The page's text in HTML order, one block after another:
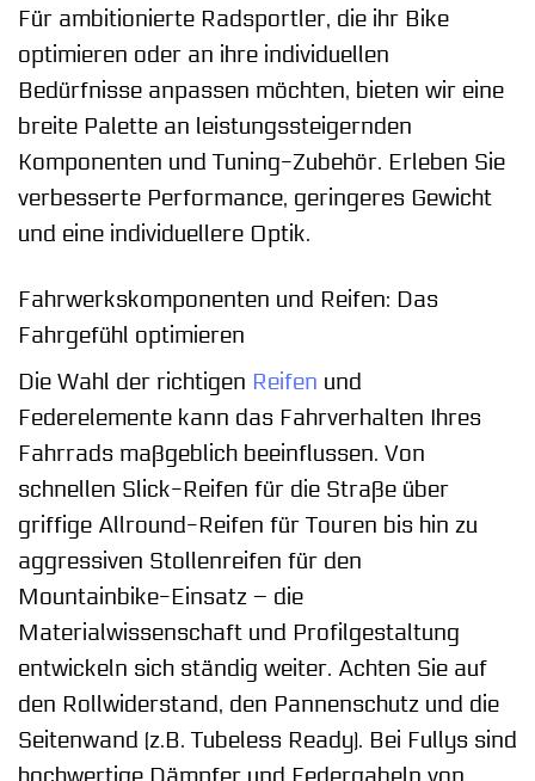
Für ambitionierte Radsportler, die ihr Bike
optimieren oder an ihre individuellen
Bedürfnisse anpassen möchten, bieten wir eine
breite Palette an leistungssteigernden
Komponenten und Tuning-Zubehör. Erleben Sie
verbesserte Performance, geringeres Gewicht
und eine individuellere Optik.
Fahrwerkskomponenten und Reifen: Das
Fahrgefühl optimieren
Die Wahl der richtigen Reifen und
Federelemente kann das Fahrverhalten Ihres
Fahrrads maßgeblich beeinflussen. Von
schnellen Slick-Reifen für die Straße über
griffige Allround-Reifen für Touren bis hin zu
aggressiven Stollenreifen für den
Mountainbike-Einsatz – die
Materialwissenschaft und Profilgestaltung
entwickeln sich ständig weiter. Achten Sie auf
den Rollwiderstand, den Pannenschutz und die
Seitenwand (z.B. Tubeless Ready). Bei Fullys sind